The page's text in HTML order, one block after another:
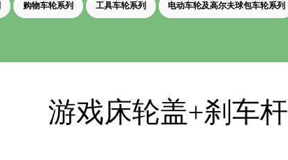
购物车轮系列 工具车轮系列 电动车轮及高尔夫球包车轮系列
游戏床轮盖+刹车杆